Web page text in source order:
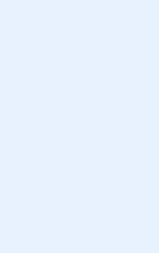
Приглашаем к сотрудничеству. Тел.